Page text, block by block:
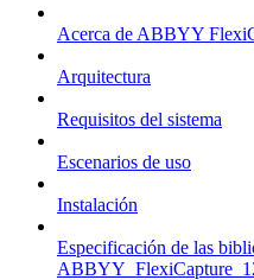
Acerca de ABBYY
Arquitectura
Requisitos del sistema
Escenarios de uso
Instalación
Especificación de las